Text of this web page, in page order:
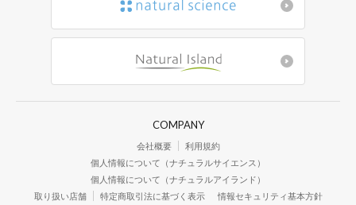
COMPANY
会社概要
利用規約
個人情報について（ナチュラルサイエンス）
個人情報について（ナチュラルアイランド）
取り扱い店舗
特定商取引法に基づく表示 情報セキュリティ基本方針